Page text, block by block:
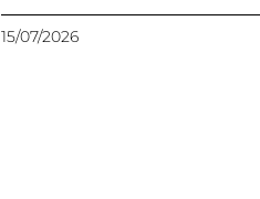
15/07/2026